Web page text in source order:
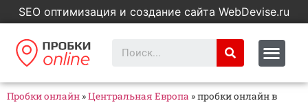
SEO оптимизация и создание сайта WebDevise.ru
Пробки онлайн »Центральная Европа »пробки онлайн в